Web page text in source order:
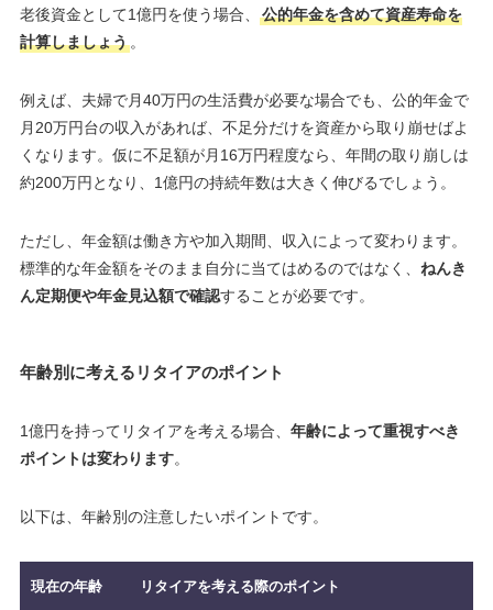
老後資金として1億円を使う場合、
公的年金を含めて資産寿命を
計算しましょう。
例えば、夫婦で月40万円の生活費が必要な場合でも、公的年金で
月20万円台の収入があれば、不足分だけを資産から取り崩せばよ
くなります。仮に不足額が月16万円程度なら、年間の取り崩しは
約200万円となり、1億円の持続年数は大きく伸びるでしょう。
ただし、年金額は働き方や加入期間、収入によって変わります。
標準的な年金額をそのまま自分に当てはめるのではなく、 ねんき
ん定期便や年金見込額で確認することが必要です。
年齢別に考えるリタイアのポイント
1億円を持ってリタイアを考える場合、 年齢によって重視すべき
ポイントは変わります。
以下は、年齢別の注意したいポイントです。
現在の年齢 リタイアを考える際のポイント